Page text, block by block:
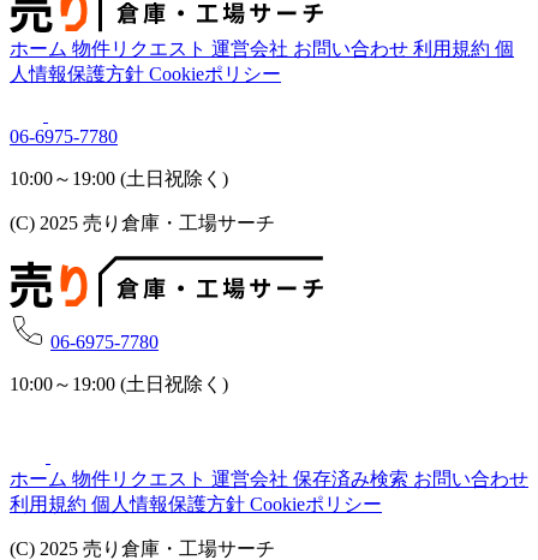
ホーム 物件リクエスト 運営会社 お問い合わせ 利用規約 個
人情報保護方針 Cookieポリシー
06-6975-7780
10:00～19:00 (土日祝除く)
(C) 2025 売り倉庫・工場サーチ
06-6975-7780
10:00～19:00 (土日祝除く)
ホーム 物件リクエスト 運営会社 保存済み検索 お問い合わせ
利用規約 個人情報保護方針 Cookieポリシー
(C) 2025 売り倉庫・工場サーチ